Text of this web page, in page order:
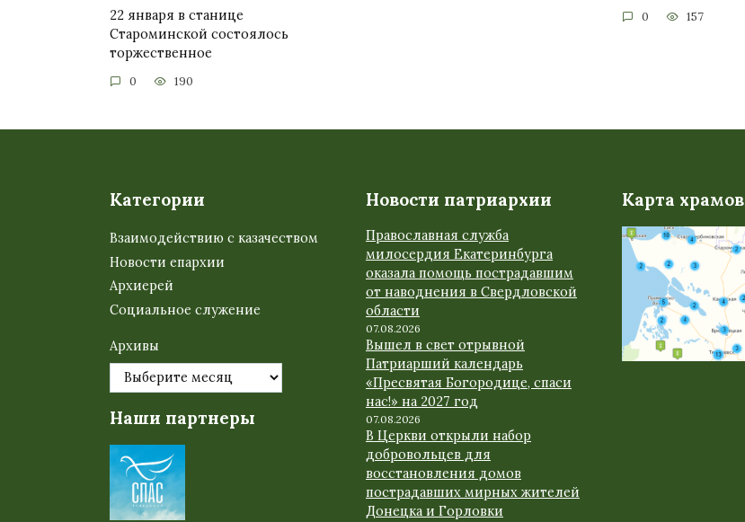
22 января в станице
Староминской состоялось
торжественное
0 190
0 157
Категории
Взаимодействию с казачеством
Новости епархии
Архиерей
Социальное служение
Архивы
Наши партнеры
Новости патриархии
Православная служба
милосердия Екатеринбурга
оказала помощь пострадавшим
от наводнения в Свердловской
области
07.08.2026
Вышел в свет отрывной
Патриарший календарь
«Пресвятая Богородице, спаси
нас!» на 2027 год
07.08.2026
В Церкви открыли набор
добровольцев для
восстановления домов
пострадавших мирных жителей
Донецка и Горловки
Карта храмов